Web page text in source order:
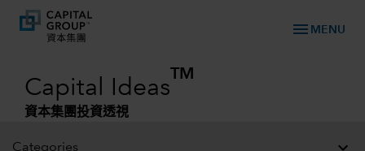
menu MENU
Capital Ideas
TM
資本集團投資透視
Categories